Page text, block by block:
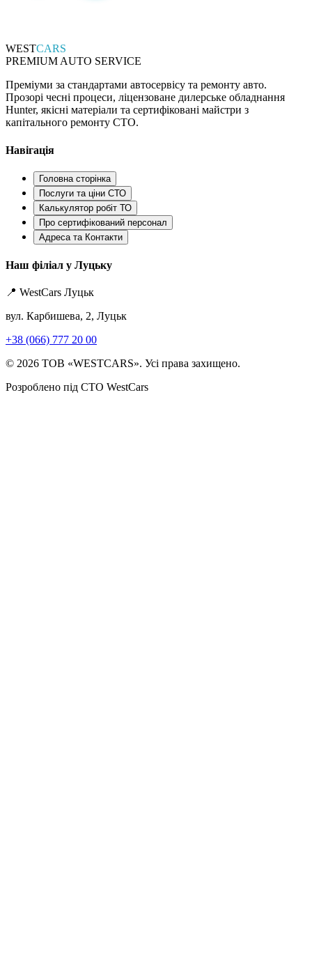
WESTCARS
PREMIUM AUTO SERVICE
Преміуми за стандартами автосервісу та ремонту авто.
Прозорі чесні процеси, ліцензоване дилерське обладнання
Hunter, якісні матеріали та сертифіковані майстри з
капітального ремонту СТО.
Навігація
Головна сторінка
Послуги та ціни СТО
Калькулятор робіт ТО
Про сертифікований персонал
Адреса та Контакти
Наш філіал у Луцьку
📍 WestCars Луцьк
вул. Карбишева, 2, Луцьк
+38 (066) 777 20 00
© 2026 ТОВ «WESTCARS». Усі права захищено.
Розроблено під СТО WestCars